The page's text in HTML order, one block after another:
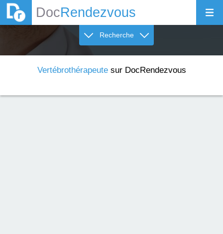
DocRendezvous
Recherche
Vertébrothérapeutesur DocRendezvous